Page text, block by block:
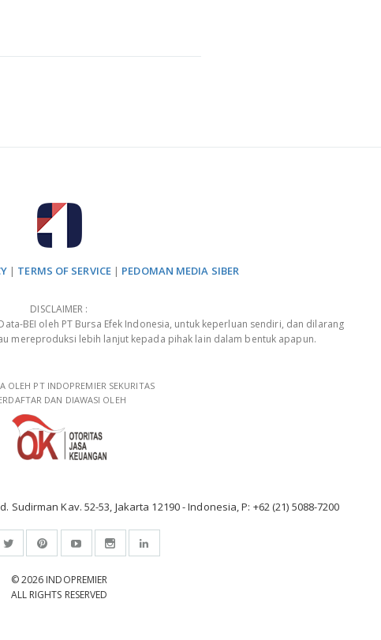
| TERMS OF SERVICE| PEDOMAN MEDIA SIBER
DISCLAIMER :
BEI oleh PT Bursa Efek Indonesia, untuk keperluan sendiri, dan dilarang
mereproduksi lebih lanjut kepada pihak lain dalam bentuk apapun.
OLEH PT INDOPREMIER SEKURITAS
DAN DIAWASI OLEH
Sudirman Kav. 52-53, Jakarta 12190 - Indonesia, P: +62 (21) 5088-7200
© 2026 INDOPREMIER
ALL RIGHTS RESERVED